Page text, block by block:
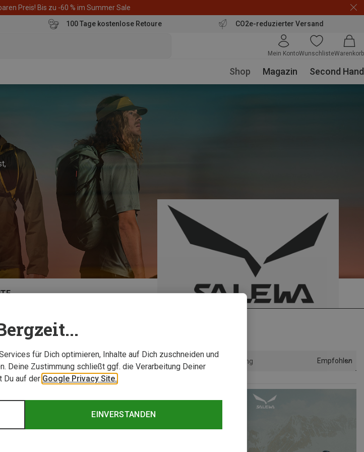
Preis! Bis zu -60 % im Summer Sale
100 Tage kostenlose Retoure CO2e-reduzierter Versand
Mein KontoWunschlisteWarenkorb
Shop Magazin Second Hand
Sortierung Empfohlen
für Dich optimieren, Inhalte auf Dich zuschneiden und
Deine Zustimmung schließt ggf. die Verarbeitung Deiner
Du auf der Google Privacy Site.
EINVERSTANDEN